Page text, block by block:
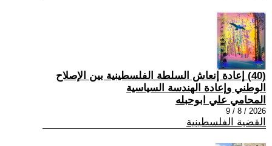
(40) إعادة إنعاش السلطة الفلسطينية بين الإصلاح
الوطني وإعادة الهندسة السياسية
المحامي علي ابوحبله
2026 / 8 / 9
القضية الفلسطينية